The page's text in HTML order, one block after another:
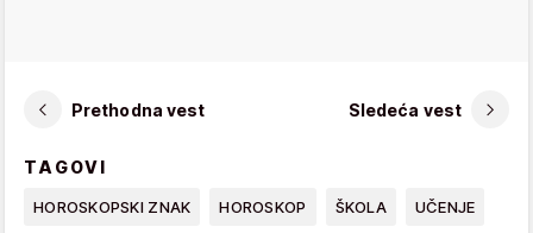
Prethodna vest Sledeća vest
TAGOVI
HOROSKOPSKI ZNAK HOROSKOP ŠKOLA UČENJE